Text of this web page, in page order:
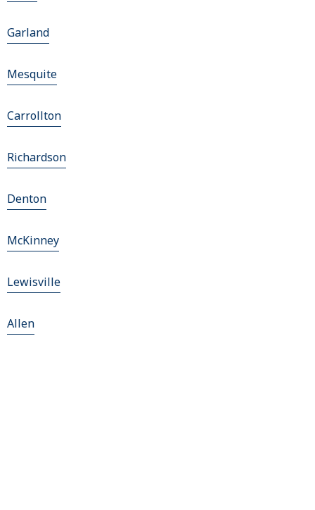
Garland
Mesquite
Carrollton
Richardson
Denton
McKinney
Lewisville
Allen